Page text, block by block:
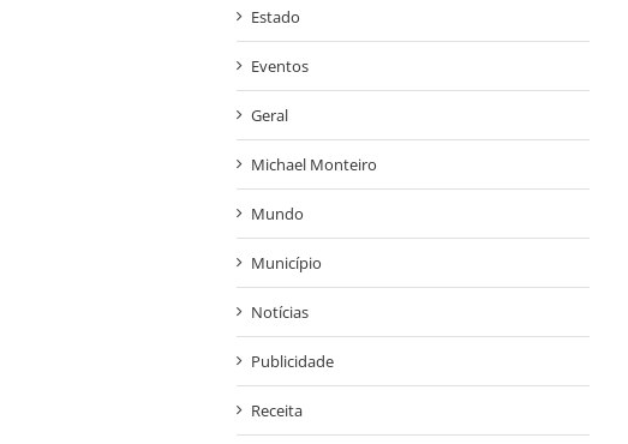
Estado
Eventos
Geral
Michael Monteiro
Mundo
Município
Notícias
Publicidade
Receita